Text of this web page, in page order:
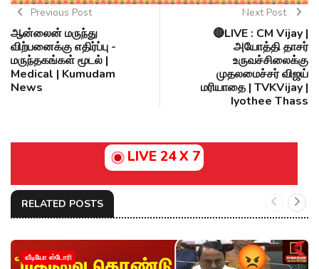
Previous Post
ஆன்லைன் மருந்து
விற்பனைக்கு எதிர்ப்பு -
மருந்தகங்கள் மூடல் |
Medical | Kumudam
News
Next Post
🔴LIVE : CM Vijay |
அயோத்தி தாசர்
உருவச்சிலைக்கு
முதலமைச்சர் விஜய்
மரியாதை | TVKVijay |
Iyothee Thass
LIVE 24 X 7
RELATED POSTS
வீடியோ ஸ்டோரி